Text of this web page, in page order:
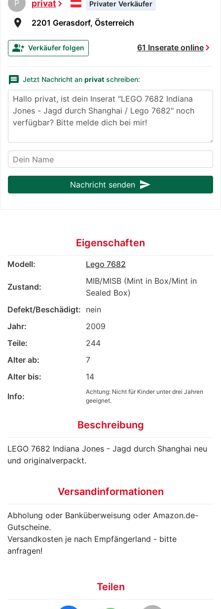
P privatchevron_right Privater Verkäufer
room 2201 Gerasdorf, Österreich
61 Inserate onlinechevron_right
group_add Verkäufer folgen
message Jetzt Nachricht an privat schreiben:
Nachricht senden send
Eigenschaften
Modell: Lego 7682
Zustand:
MIB/MISB (Mint in Box/Mint in
Sealed Box)
Defekt/Beschädigt: nein
Jahr:
2009
Teile:
244
Alter ab:
7
Alter bis:
14
Info:
Achtung: Nicht für Kinder unter drei Jahren
geeignet.
Beschreibung
LEGO 7682 Indiana Jones - Jagd durch Shanghai neu
und originalverpackt.
Versandinformationen
Abholung oder Banküberweisung oder Amazon.de-
Gutscheine.
Versandkosten je nach Empfängerland - bitte
anfragen!
Teilen